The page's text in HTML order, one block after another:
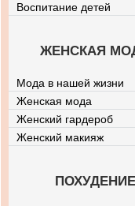
Воспитание детей
ЖЕНСКАЯ
Мода в нашей жизни
Женская мода
Женский гардероб
Женский макияж
ПОХУДЕНИЕ